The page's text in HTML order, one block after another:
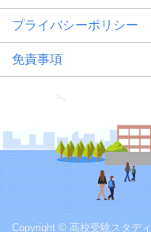
プライバシーポリシー
免責事項
Copyright © 高校受験スタディ